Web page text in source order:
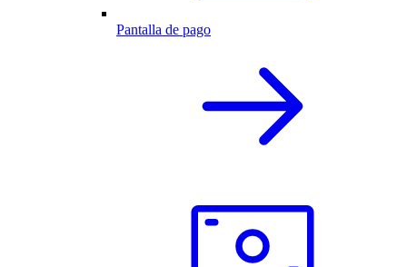
Pantalla de pago